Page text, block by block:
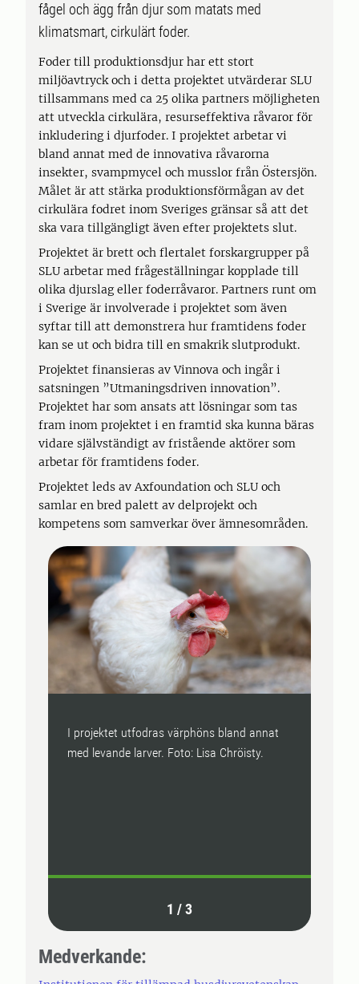
fågel och ägg från djur som matats med
klimatsmart, cirkulärt foder.
Foder till produktionsdjur har ett stort
miljöavtryck och i detta projektet utvärderar SLU
tillsammans med ca 25 olika partners möjligheten
att utveckla cirkulära, resurseffektiva råvaror för
inkludering i djurfoder. I projektet arbetar vi
bland annat med de innovativa råvarorna
insekter, svampmycel och musslor från Östersjön.
Målet är att stärka produktionsförmågan av det
cirkulära fodret inom Sveriges gränsar så att det
ska vara tillgängligt även efter projektets slut.
Projektet är brett och flertalet forskargrupper på
SLU arbetar med frågeställningar kopplade till
olika djurslag eller foderråvaror. Partners runt om
i Sverige är involverade i projektet som även
syftar till att demonstrera hur framtidens foder
kan se ut och bidra till en smakrik slutprodukt.
Projektet finansieras av Vinnova och ingår i
satsningen ”Utmaningsdriven innovation”.
Projektet har som ansats att lösningar som tas
fram inom projektet i en framtid ska kunna bäras
vidare självständigt av fristående aktörer som
arbetar för framtidens foder.
Projektet leds av Axfoundation och SLU och
samlar en bred palett av delprojekt och
kompetens som samverkar över ämnesområden.
I projektet utfodras värphöns bland annat
med levande larver. Foto: Lisa Chröisty.
1 /3
Medverkande: